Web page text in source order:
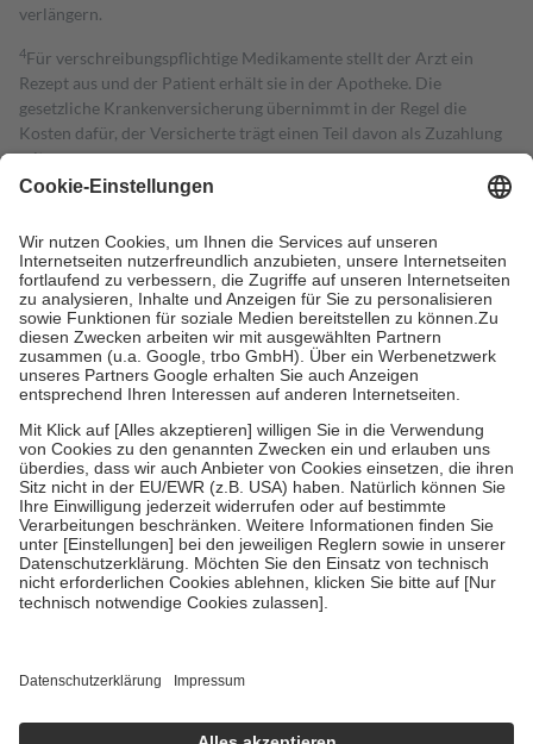
verlängern.
4Für verschreibungspflichtige Medikamente stellt der Arzt ein
Rezept aus und der Patient erhält sie in der Apotheke. Die
gesetzliche Krankenversicherung übernimmt in der Regel die
Kosten dafür, der Versicherte trägt einen Teil davon als Zuzahlung
mit.
Grundsätzlich leisten Mitglieder Zuzahlungen in Höhe von zehn
höchstens zehn Euro.
Es sind jedoch nie mehr als die tatsächlichen
Kosten der Leistung zu entrichten.
Diese Regeln gelten grundsätzlich auch für Online-Apotheken.
Bei Heilmitteln und häuslicher Krankenpflege beträgt die
Zuzahlung zehn Prozent der Kosten sowie zehn Euro je
Verordnung.
Um das Engagement der Versicherten für ihre eigene Gesundheit zu
stärken und die besondere Stellung der Familie zu unterstützen,
fallenkeine Zuzahlungenan bei:
• Kindern und Jugendlichen bis zum vollendeten 18. Lebensjahr
mit Ausnahme der Fahrkosten
• Untersuchungen zur Vorsorge und Früherkennung, die von der
GKV getragen werden
• empfohlenen Schutzimpfungen
• Harn- und Blutteststreifen
getroffen, um sicherzustellen, dass es sich um echte Bewertungen
https://help.etrusted.com/hc/de/articles/4419944605341